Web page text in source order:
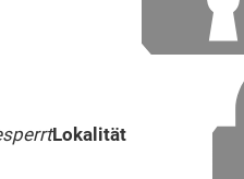
Lokalität